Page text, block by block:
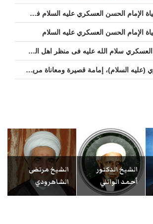
إضاءات من حياة الإمام الحسن العسكري عليه السلام في كتب العامة...
الإمام الحسن العسكري عليه السلام
الامام الحسن العسکري سلام الله عليه فی منظر اهل السنة
الامام العسكري (علیه السلام)، إمامة قصيرة ومعاناة مريرة...
الشيخ الدكتور
أحمد الوائلي
الشيخ مرتضى
الشاهرودي